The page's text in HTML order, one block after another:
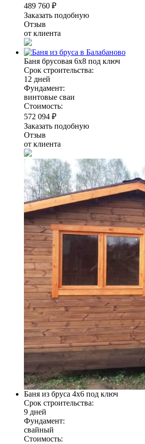
489 760 ₽
Заказать подобную
Отзыв
от клиента
Баня брусовая 6х8 под ключ
Срок строительства:
12 дней
Фундамент:
винтовые сваи
Стоимость:
572 094 ₽
Заказать подобную
Отзыв
от клиента
Баня из бруса 4х6 под ключ
Срок строительства:
9 дней
Фундамент:
свайный
Стоимость: